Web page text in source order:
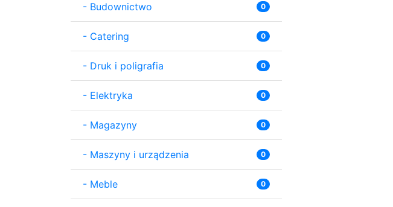
- Budownictwo 0
- Catering 0
- Druk i poligrafia 0
- Elektryka 0
- Magazyny 0
- Maszyny i urządzenia 0
- Meble 0